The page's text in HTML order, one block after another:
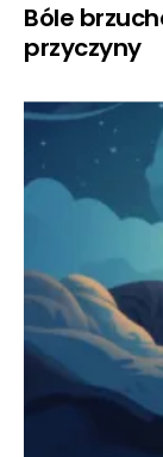
Bóle
przyczyny